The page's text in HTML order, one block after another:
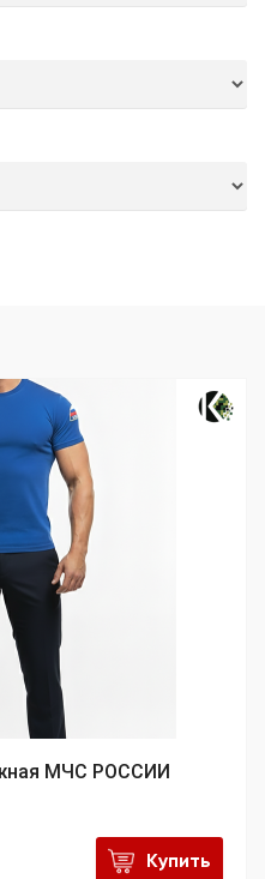
МЧС РОССИИ
Купить